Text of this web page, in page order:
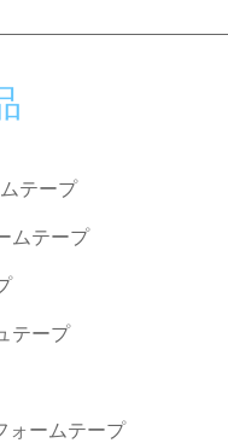
テープ
ムテープ
テープ
ォームテープ